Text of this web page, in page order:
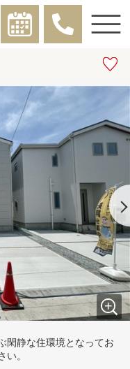
閑静な住環境となってお
い。